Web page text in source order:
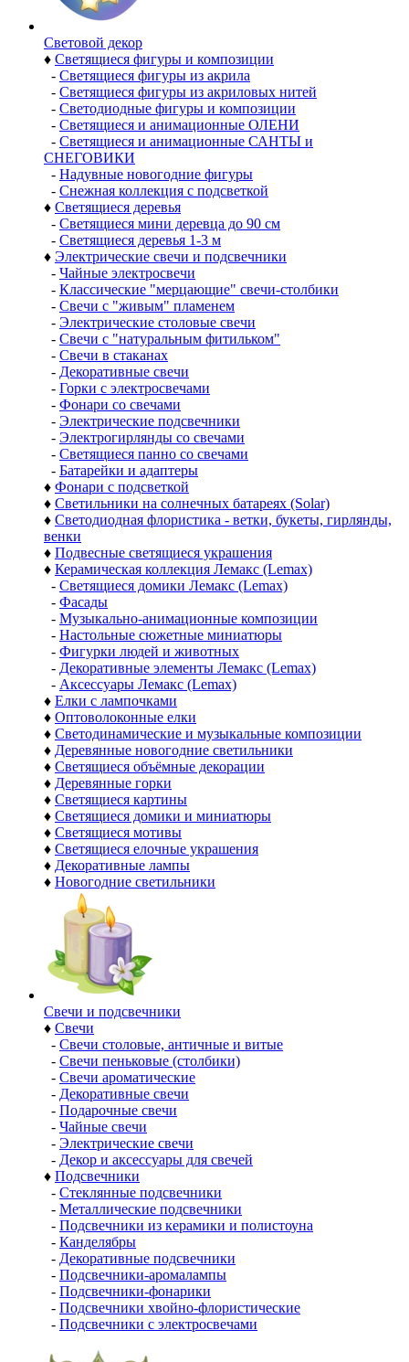
Световой декор
♦ Светящиеся фигуры и композиции
- Светящиеся фигуры из акрила
- Светящиеся фигуры из акриловых нитей
- Светодиодные фигуры и композиции
- Светящиеся и анимационные ОЛЕНИ
- Светящиеся и анимационные САНТЫ и
СНЕГОВИКИ
- Надувные новогодние фигуры
- Снежная коллекция с подсветкой
♦ Светящиеся деревья
- Светящиеся мини деревца до 90 см
- Светящиеся деревья 1-3 м
♦ Электрические свечи и подсвечники
- Чайные электросвечи
- Классические "мерцающие" свечи-столбики
- Свечи с "живым" пламенем
- Электрические столовые свечи
- Свечи с "натуральным фитильком"
- Свечи в стаканах
- Декоративные свечи
- Горки с электросвечами
- Фонари со свечами
- Электрические подсвечники
- Электрогирлянды со свечами
- Светящиеся панно со свечами
- Батарейки и адаптеры
♦ Фонари с подсветкой
♦ Светильники на солнечных батареях (Solar)
♦ Светодиодная флористика - ветки, букеты, гирлянды,
венки
♦ Подвесные светящиеся украшения
♦ Керамическая коллекция Лемакс (Lemax)
- Светящиеся домики Лемакс (Lemax)
- Фасады
- Музыкально-анимационные композиции
- Настольные сюжетные миниатюры
- Фигурки людей и животных
- Декоративные элементы Лемакс (Lemax)
- Аксессуары Лемакс (Lemax)
♦ Елки с лампочками
♦ Оптоволоконные елки
♦ Светодинамические и музыкальные композиции
♦ Деревянные новогодние светильники
♦ Светящиеся объёмные декорации
♦ Деревянные горки
♦ Светящиеся картины
♦ Светящиеся домики и миниатюры
♦ Светящиеся мотивы
♦ Светящиеся елочные украшения
♦ Декоративные лампы
♦ Новогодние светильники
Свечи и подсвечники
♦ Свечи
- Свечи столовые, античные и витые
- Свечи пеньковые (столбики)
- Свечи ароматические
- Декоративные свечи
- Подарочные свечи
- Чайные свечи
- Электрические свечи
- Декор и аксессуары для свечей
♦ Подсвечники
- Стеклянные подсвечники
- Металлические подсвечники
- Подсвечники из керамики и полистоуна
- Канделябры
- Декоративные подсвечники
- Подсвечники-аромалампы
- Подсвечники-фонарики
- Подсвечники хвойно-флористические
- Подсвечники с электросвечами